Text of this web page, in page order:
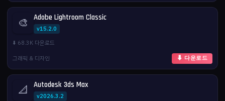
🎨 Adobe Lightroom Classic
v15.2.0
⬇️ 68.3K 다운로드
그래픽 & 디자인
⬇ 다운로드
📐 Autodesk 3ds Max
v2026.3.2